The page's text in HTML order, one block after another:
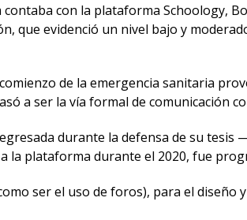
con la plataforma Schoology,
que evidenció un nivel bajo y
de la emergencia sanitaria
a ser la vía formal de comunicación
durante la defensa de su
la plataforma durante el 2020, fue
ser el uso de foros), para el